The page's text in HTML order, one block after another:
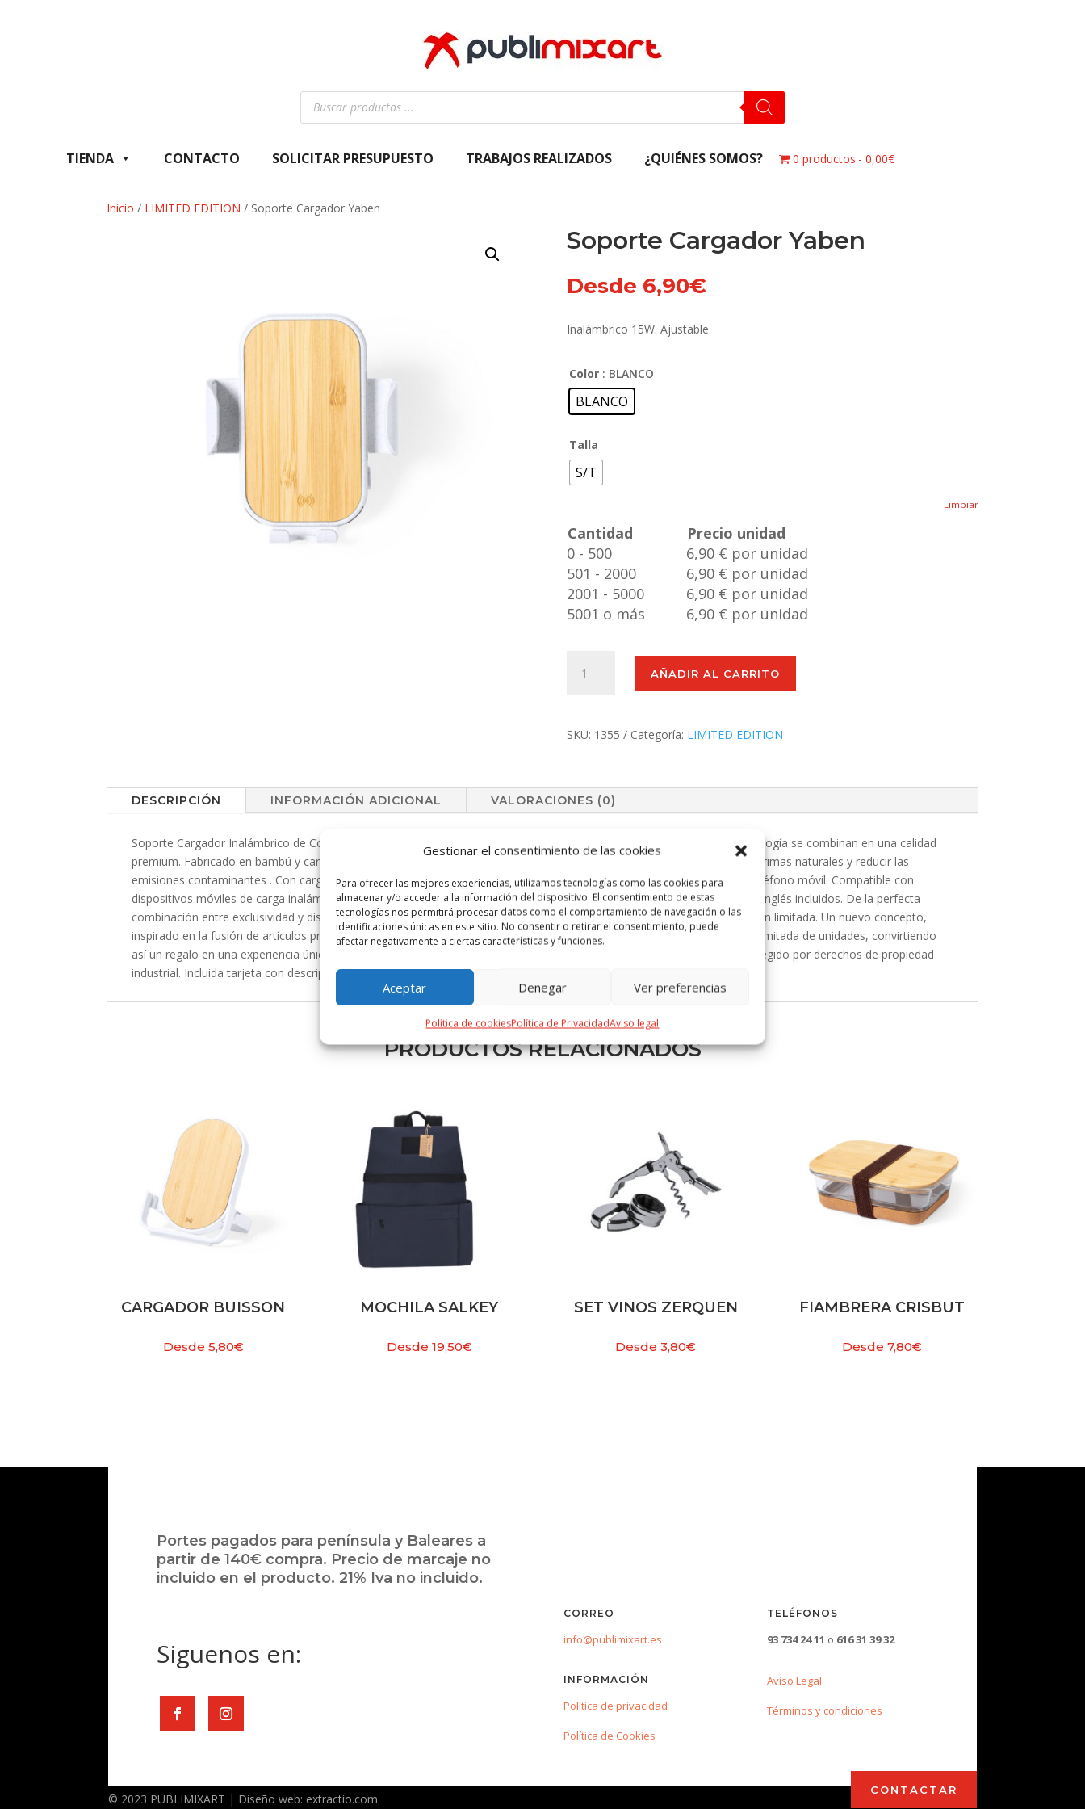
Gestionar el consentimiento de las cookies
Para ofrecer las mejores experiencias, utilizamos tecnologías como las cookies para
almacenar y/o acceder a la información del dispositivo. El consentimiento de estas
tecnologías nos permitirá procesar datos como el comportamiento de navegación o las
identificaciones únicas en este sitio. No consentir o retirar el consentimiento, puede
afectar negativamente a ciertas características y funciones.
Aceptar Denegar Ver preferencias
Política de cookiesPolítica de PrivacidadAviso legal
Búsqueda
productos
TIENDA CONTACTO SOLICITAR PRESUPUESTO TRABAJOS REALIZADOS ¿QUIÉNES SOMOS? 0 productos 0,00€
Inicio / LIMITED EDITION / Soporte Cargador Yaben
Soporte Cargador Yaben
Desde 6,90€
Inalámbrico 15W. Ajustable
Color : BLANCO
BLANCO
Talla
S/T
Limpiar
Cantidad
Precio unidad
0 - 500
6,90 € por unidad
501 - 2000
6,90 € por unidad
2001 - 5000
6,90 € por unidad
5001 o más
6,90 € por unidad
Cargador
AÑADIR AL CARRITO
SKU: 1355 Categoría: LIMITED EDITION
DESCRIPCIÓN INFORMACIÓN ADICIONAL VALORACIONES (0)
Soporte Cargador Inalámbrico de Coche Limited Edition. Un estilo innovador, donde sostenibilidad, diseño y última tecnología se combinan en una calidad
premium. Fabricado en bambú y carcasa en resistente ABS y caña de trigo, para así fomentar la utilización de materias primas naturales y reducir las
emisiones contaminantes . Con cargador inalámbrico de 15W y mecanismo de auto ajuste que usa el propio peso del teléfono móvil. Compatible con
dispositivos móviles de carga inalámbrica, con cable cargador USB C de 100 cm y manual de instrucciones en Español e Inglés incluidos. De la perfecta
combinación entre exclusividad y diseño, nace Limited Edition, una colección especial de ideas promocionales de edidición limitada. Un nuevo concepto,
inspirado en la fusión de artículos premium con las últimas y más novedosas tendencias y que cuenta con una seleción limitada de unidades, convirtiendo
así un regalo en una experiencia única e inolvidable. Exclusivo estuche de presentación Limited Edition,?, con diseño protegido por derechos de propiedad
industrial. Incluida tarjeta con descripción de Limited Edition en cartón reciclado.
PRODUCTOS RELACIONADOS
CARGADOR BUISSON
Desde 5,80€
MOCHILA SALKEY
Desde 19,50€
SET VINOS ZERQUEN
Desde3,80€
FIAMBRERA CRISBUT
Desde 7,80€
Portes pagados para península y Baleares a
partir de 140€ compra. Precio de marcaje no
incluido en el producto. 21% Iva no incluido.
Siguenos en:
CORREO
info@publimixart.es
INFORMACIÓN
Política de privacidad
Política de Cookies
TELÉFONOS
93 734 24 11 o 616 31 39 32
Aviso Legal
Términos y condiciones
© 2023 PUBLIMIXART | Diseño web: extractio.com
CONTACTAR